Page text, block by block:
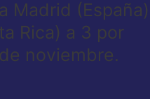
Madrid (España)
Rica) a 3 por
noviembre.